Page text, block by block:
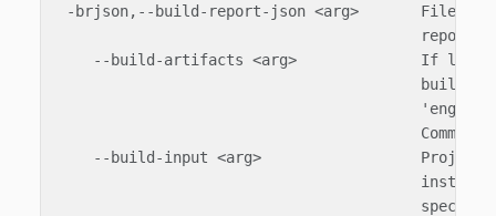
-brjson,--build-report-json <arg>       Filepath
report
--build-artifacts <arg>              If left
build
Comma
--build-input <arg>                  Project
instead